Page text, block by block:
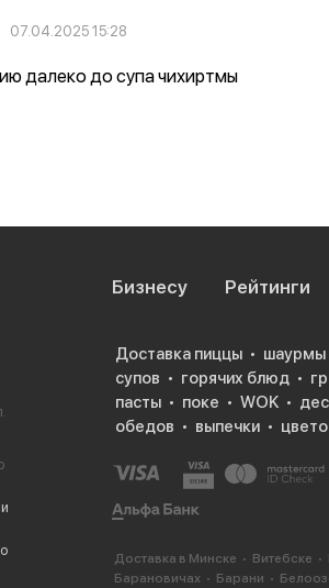
07.04.2025 15:28
далеко до супа чихиртмы
Бизнесу Рейтинги
Доставка пиццы шаурмы
супов
горячих блюд
пасты
поке WOK
обедов
выпечки
Доставка в Минске Витебске
Барановичах
Барани